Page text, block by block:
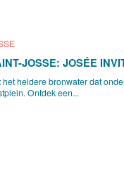
JOSSE: JOSÉE
het heldere bronwater dat
Ontdek een...